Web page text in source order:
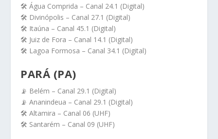
🛠️ Água Comprida – Canal 24.1 (Digital)
🛠️ Divinópolis – Canal 27.1 (Digital)
🛠️ Itaúna – Canal 45.1 (Digital)
🛠️ Juiz de Fora – Canal 14.1 (Digital)
🛠️ Lagoa Formosa – Canal 34.1 (Digital)
PARÁ (PA)
📡 Belém – Canal 29.1 (Digital)
📡 Ananindeua – Canal 29.1 (Digital)
🛠️ Altamira – Canal 06 (UHF)
🛠️ Santarém – Canal 09 (UHF)